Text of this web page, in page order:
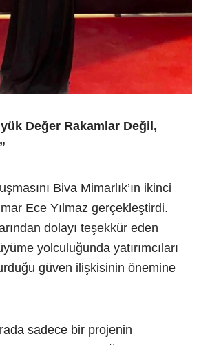
Değer Rakamlar Değil,
Biva Mimarlık’ın ikinci
Ece Yılmaz gerçekleştirdi.
dolayı teşekkür eden
yolculuğunda yatırımcıları
güven ilişkisinin önemine
sadece bir projenin